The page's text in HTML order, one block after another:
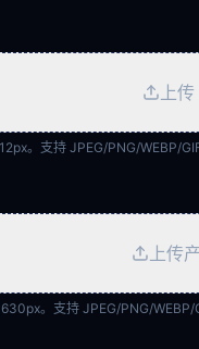
上
。支持 JPEG/PNG/WEBP/
上传
。支持 JPEG/PNG/WEBP/